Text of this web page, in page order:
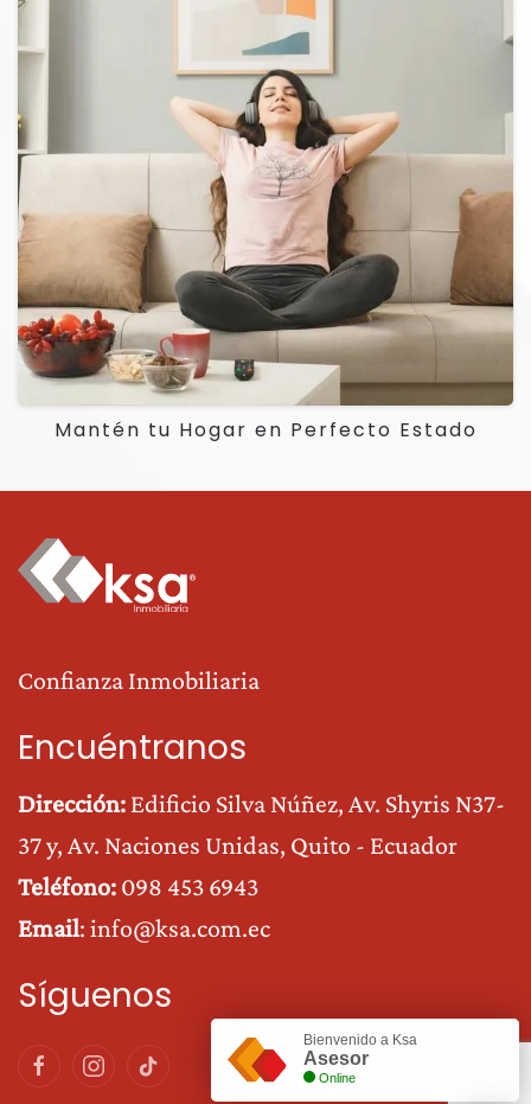
Mantén tu Hogar en Perfecto Estado
Confianza Inmobiliaria
Encuéntranos
Dirección: Edificio Silva Núñez, Av. Shyris N37-
37 y, Av. Naciones Unidas, Quito - Ecuador
Teléfono: 098 453 6943
Email: info@ksa.com.ec
Síguenos
Bienvenido a Ksa
Asesor
Online